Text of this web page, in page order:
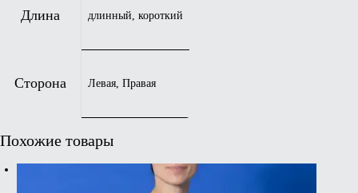
Длина длинный, короткий
Сторона Левая, Правая
Похожие товары